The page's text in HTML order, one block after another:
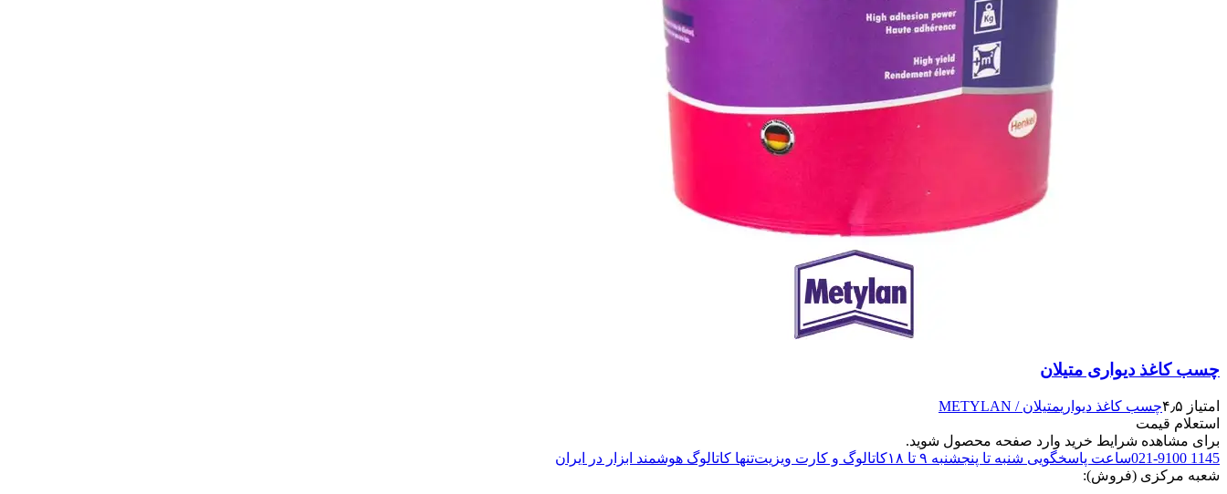
چسب کاغذ دیواری متیلان
امتیاز ۴٫۵ چسب کاغذ دیواریمتیلان / METYLAN
استعلام قیمت
برای مشاهده شرایط خرید وارد صفحه محصول شوید.
021-9100 1145ساعت پاسخگویی شنبه تا پنجشنبه ۹ تا ۱۸ کاتالوگ و کارت ویزیتتنها کاتالوگ هوشمند ابزار در ایران
شعبه مرکزی (فروش):